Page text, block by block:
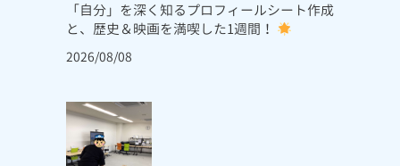
「自分」を深く知るプロフィールシート作成
と、歴史＆映画を満喫した1週間！
2026/08/08